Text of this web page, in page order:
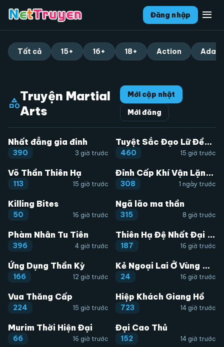
Đăng nhập menu
Tất cả 15+ 16+ 18+ Action
categoryTruyện Martial
Arts
Mới cập nhật
Mới đăng
Nhất đẳng gia đinh
390 3 giờ trước
Tuyệt Sắc Đạo Lữ Đều Nói Ngô Hoàng Thể Chất Vô Địch
460 15 giờ trước
Võ Thần Thiên Hạ
113 15 giờ trước
Đỉnh Cấp Khí Vận Lặng Lẽ Tu Luyện Ngàn Năm
308 1 ngày trước
Killing Bites
50 16 giờ trước
Ngã lão ma thần
315 8 giờ trước
Phàm Nhân Tu Tiên
396 4 giờ trước
Thiên Hạ Đệ Nhất Đại Sư Huynh
187 16 giờ trước
Ứng Dụng Thần Kỳ
166 12 giờ trước
Kẻ Ngoại Lai Ở Vùng Đất Bị Ruồng Bỏ
24 16 giờ trước
Vua Thăng Cấp
224 15 giờ trước
Hiệp Khách Giang Hồ
723 14 giờ trước
Murim Thời Hiện Đại
66 16 giờ trước
Đại Cao Thủ
152 14 giờ trước